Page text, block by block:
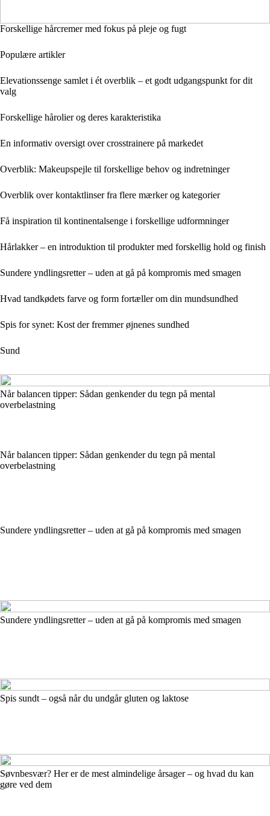
Forskellige hårcremer med fokus på pleje og fugt
Populære artikler
Elevationssenge samlet i ét overblik – et godt udgangspunkt for dit
valg
Forskellige hårolier og deres karakteristika
En informativ oversigt over crosstrainere på markedet
Overblik: Makeupspejle til forskellige behov og indretninger
Overblik over kontaktlinser fra flere mærker og kategorier
Få inspiration til kontinentalsenge i forskellige udformninger
Hårlakker – en introduktion til produkter med forskellig hold og finish
Sundere yndlingsretter – uden at gå på kompromis med smagen
Hvad tandkødets farve og form fortæller om din mundsundhed
Spis for synet: Kost der fremmer øjnenes sundhed
Sund
Når balancen tipper: Sådan genkender du tegn på mental
overbelastning
Når balancen tipper: Sådan genkender du tegn på mental
overbelastning
Sundere yndlingsretter – uden at gå på kompromis med smagen
Sundere yndlingsretter – uden at gå på kompromis med smagen
Spis sundt – også når du undgår gluten og laktose
Søvnbesvær? Her er de mest almindelige årsager – og hvad du kan
gøre ved dem